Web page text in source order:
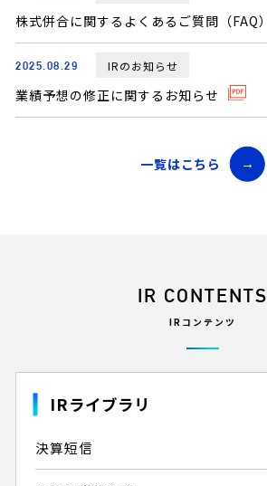
株式併合に関するよくあるご質問（FAQ）
2025.08.29 IRのお知らせ
業績予想の修正に関するお知らせ
一覧はこちら
IR CONTENTS
IRコンテンツ
IRライブラリ
決算短信